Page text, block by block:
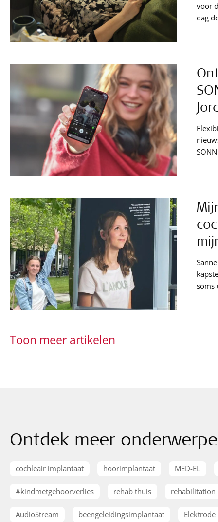
voor
kapster aan
soms
Toon meer artikelen
Ontdek meer
cochleair implantaat hoorimplantaat MED-EL
#kindmetgehoorverlies rehab thuis rehabilitation
AudioStream beengeleidingsimplantaat Elektrode